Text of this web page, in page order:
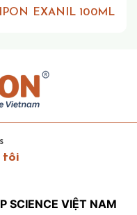
EXANIL 100ML
tôi
SCIENCE VIỆT NAM